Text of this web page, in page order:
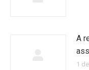
A
1